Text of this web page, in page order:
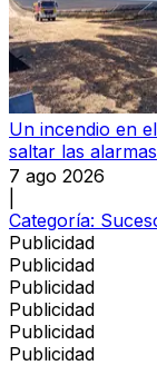
Un incendio en
saltar las alarmas
7 ago 2026
Categoría:
Publicidad
Publicidad
Publicidad
Publicidad
Publicidad
Publicidad